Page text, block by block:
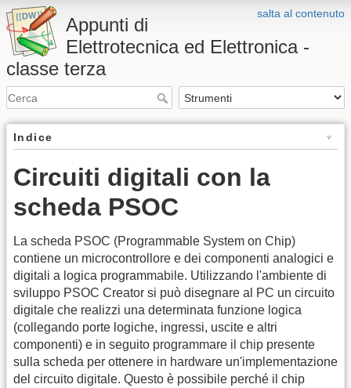
salta al contenuto
Appunti di
Elettrotecnica ed Elettronica -
classe terza
Indice
Circuiti digitali con la
scheda PSOC
La scheda PSOC (Programmable System on Chip)
contiene un microcontrollore e dei componenti analogici e
digitali a logica programmabile. Utilizzando l'ambiente di
sviluppo PSOC Creator si può disegnare al PC un circuito
digitale che realizzi una determinata funzione logica
(collegando porte logiche, ingressi, uscite e altri
componenti) e in seguito programmare il chip presente
sulla scheda per ottenere in hardware un'implementazione
del circuito digitale. Questo è possibile perché il chip